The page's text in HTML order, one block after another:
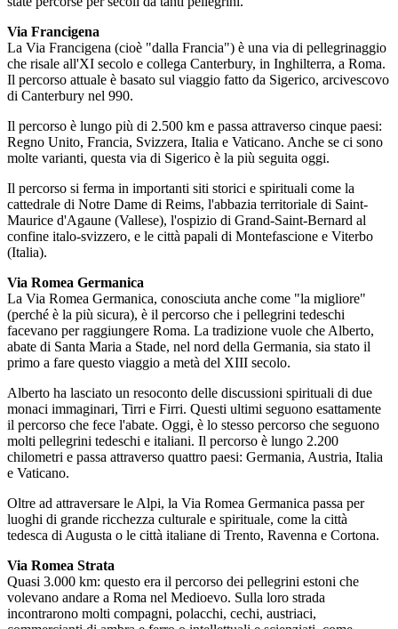
Via Francigena
La Via Francigena (cioè "dalla Francia") è una via di pellegrinaggio
che risale all'XI secolo e collega Canterbury, in Inghilterra, a Roma.
Il percorso attuale è basato sul viaggio fatto da Sigerico, arcivescovo
di Canterbury nel 990.
Il percorso è lungo più di 2.500 km e passa attraverso cinque paesi:
Regno Unito, Francia, Svizzera, Italia e Vaticano. Anche se ci sono
molte varianti, questa via di Sigerico è la più seguita oggi.
Il percorso si ferma in importanti siti storici e spirituali come la
cattedrale di Notre Dame di Reims, l'abbazia territoriale di Saint-
Maurice d'Agaune (Vallese), l'ospizio di Grand-Saint-Bernard al
confine italo-svizzero, e le città papali di Montefascione e Viterbo
(Italia).
Via Romea Germanica
La Via Romea Germanica, conosciuta anche come "la migliore"
(perché è la più sicura), è il percorso che i pellegrini tedeschi
facevano per raggiungere Roma. La tradizione vuole che Alberto,
abate di Santa Maria a Stade, nel nord della Germania, sia stato il
primo a fare questo viaggio a metà del XIII secolo.
Alberto ha lasciato un resoconto delle discussioni spirituali di due
monaci immaginari, Tirri e Firri. Questi ultimi seguono esattamente
il percorso che fece l'abate. Oggi, è lo stesso percorso che seguono
molti pellegrini tedeschi e italiani. Il percorso è lungo 2.200
chilometri e passa attraverso quattro paesi: Germania, Austria, Italia
e Vaticano.
Oltre ad attraversare le Alpi, la Via Romea Germanica passa per
luoghi di grande ricchezza culturale e spirituale, come la città
tedesca di Augusta o le città italiane di Trento, Ravenna e Cortona.
Via Romea Strata
Quasi 3.000 km: questo era il percorso dei pellegrini estoni che
volevano andare a Roma nel Medioevo. Sulla loro strada
incontrarono molti compagni, polacchi, cechi, austriaci,